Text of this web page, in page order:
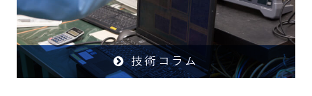
技術コラム